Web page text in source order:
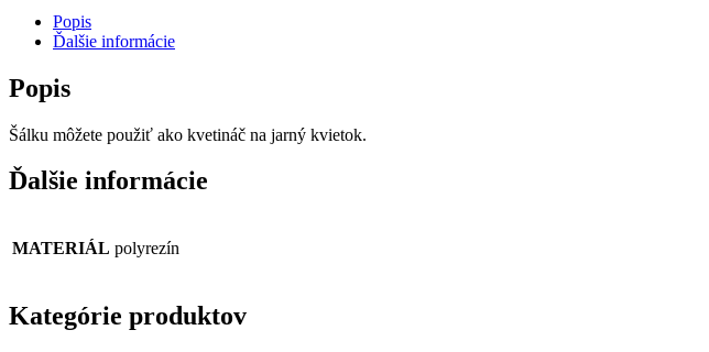
Popis
Ďalšie informácie
Popis
Šálku môžete použiť ako kvetináč na jarný kvietok.
Ďalšie informácie
MATERIÁL polyrezín
Kategórie produktov